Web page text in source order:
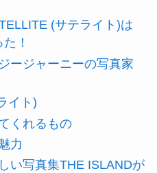
(サテライト)は
！
ージャーニーの写真家
イト)
くれるもの
力
い写真集THE ISLANDが